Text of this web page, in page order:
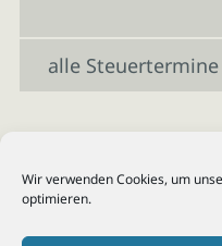
Wir verwenden Cookies, um
optimieren.
alle Steuertermine